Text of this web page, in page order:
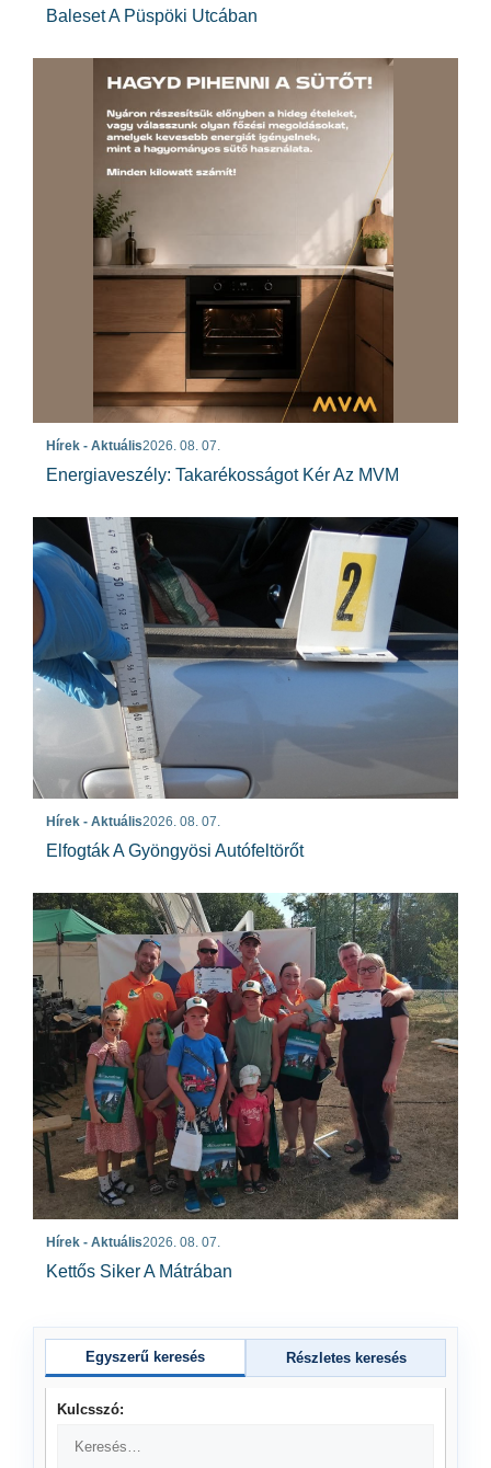
Baleset A Püspöki Utcában
Hírek - Aktuális2026. 08. 07.
Energiaveszély: Takarékosságot Kér Az MVM
Hírek - Aktuális2026. 08. 07.
Elfogták A Gyöngyösi Autófeltörőt
Hírek - Aktuális2026. 08. 07.
Kettős Siker A Mátrában
Egyszerű keresés Részletes keresés
Kulcsszó: